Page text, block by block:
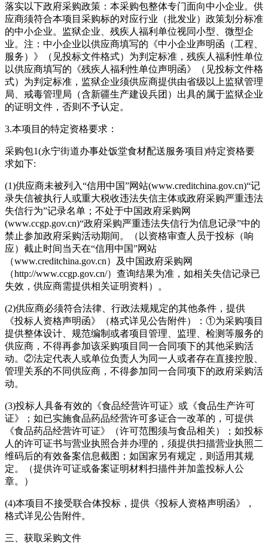
落实以下政府采购政策：本采购包整体专门面向中小企业。供
应商须符合本项目采购标的对应行业（批发业）政策划分标准
的中小企业。监狱企业、残疾人福利单位视同小型、微型企
业。注：中小企业以供应商填写的《中小企业声明函（工程、
服务）》（见投标文件格式）为判定标准，残疾人福利性单位
以供应商填写的《残疾人福利性单位声明函》（见投标文件格
式）为判定标准，监狱企业须供应商提供由省级以上监狱管理
局、戒毒管理局（含新疆生产建设兵团）出具的属于监狱企业
的证明文件，否则不予认定。
3.本项目的特定资格要求：
采购包1(永宁街道办事处饭堂食材配送服务项目)特定资格要
求如下:
(1)供应商未被列入“信用中国”网站(www.creditchina.gov.cn)“记
录失信被执行人或重大税收违法失信主体或政府采购严重违法
失信行为”记录名单；不处于中国政府采购网
(www.ccgp.gov.cn)“政府采购严重违法失信行为信息记录”中的
禁止参加政府采购活动期间。（以资格审查人员于投标（响
应）截止时间当天在“信用中国”网站
（www.creditchina.gov.cn）及中国政府采购网
（http://www.ccgp.gov.cn/）查询结果为准，如相关失信记录已
失效，供应商需提供相关证明资料）。
(2)供应商必须符合法律、行政法规规定的其他条件，提供
《投标人资格声明函》（格式详见公告附件）：①为采购项目
提供整体设计、规范编制或者项目管理、监理、检测等服务的
供应商，不得再参加该采购项目同一合同项下的其他采购活
动。②法定代表人或单位负责人为同一人或者存在直接控股、
管理关系的不同供应商，不得参加同一合同项下的政府采购活
动。
(3)投标人具备有效的《食品经营许可证》或《食品生产许可
证》；如已实施食品药品经营许可多证合一改革的，可提供
《食品药品经营许可证》（许可范围须与食品相关）；如投标
人的许可证书与营业执照合并办理的，须提供扫描营业执照二
维码后的有效备案信息截图；如国家另有规定，则适用其规
定。（提供许可证或备案证明材料扫描件并加盖投标人公
章。）
(4)本项目不接受联合体投标，提供《投标人资格声明函》，
格式详见公告附件。
三、获取采购文件